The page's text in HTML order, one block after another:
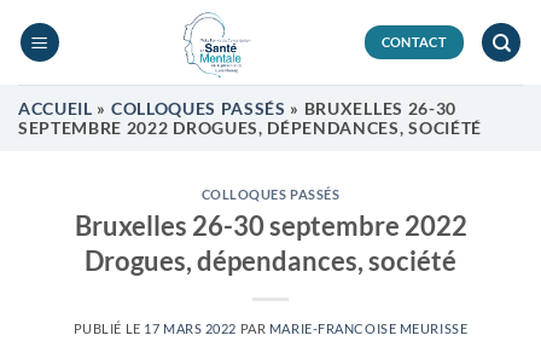
CONTACT
ACCUEIL » COLLOQUES PASSÉS » BRUXELLES 26-30
SEPTEMBRE 2022 DROGUES, DÉPENDANCES, SOCIÉTÉ
COLLOQUES PASSÉS
Bruxelles 26-30 septembre 2022
Drogues, dépendances, société
PUBLIÉ LE 17 MARS 2022 PAR MARIE-FRANCOISE MEURISSE